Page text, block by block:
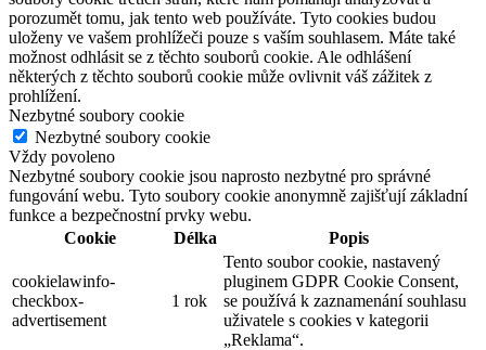
porozumět tomu, jak tento web používáte. Tyto cookies budou
uloženy ve vašem prohlížeči pouze s vaším souhlasem. Máte také
možnost odhlásit se z těchto souborů cookie. Ale odhlášení
některých z těchto souborů cookie může ovlivnit váš zážitek z
prohlížení.
Nezbytné soubory cookie
Nezbytné soubory cookie
Vždy povoleno
Nezbytné soubory cookie jsou naprosto nezbytné pro správné
fungování webu. Tyto soubory cookie anonymně zajišťují základní
funkce a bezpečnostní prvky webu.
Cookie
Délka Popis
cookielawinfo-
checkbox-
advertisement
1 rok
Tento soubor cookie, nastavený
pluginem GDPR Cookie Consent,
se používá k zaznamenání souhlasu
uživatele s cookies v kategorii
„Reklama“.